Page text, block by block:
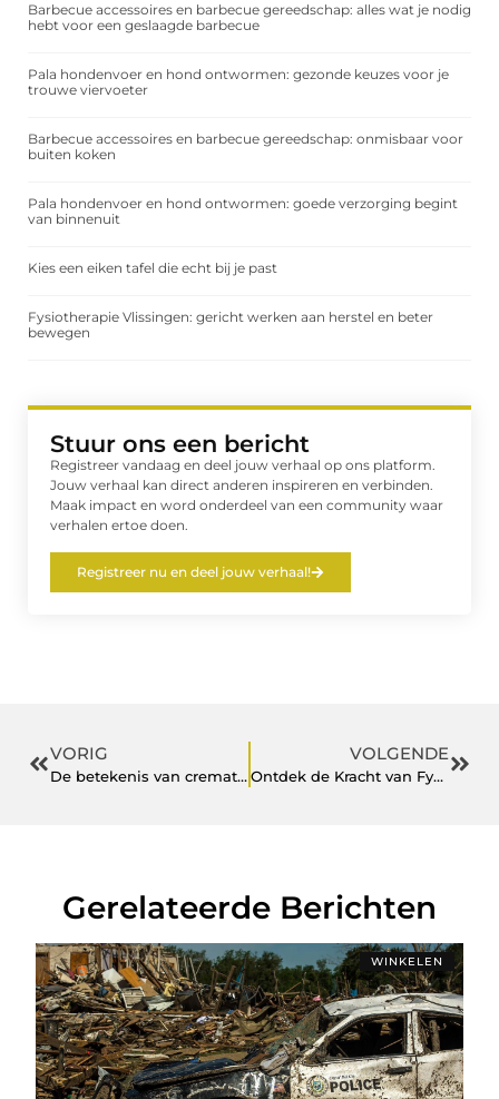
Barbecue accessoires en barbecue gereedschap: alles wat je nodig
hebt voor een geslaagde barbecue
Pala hondenvoer en hond ontwormen: gezonde keuzes voor je
trouwe viervoeter
Barbecue accessoires en barbecue gereedschap: onmisbaar voor
buiten koken
Pala hondenvoer en hond ontwormen: goede verzorging begint
van binnenuit
Kies een eiken tafel die echt bij je past
Fysiotherapie Vlissingen: gericht werken aan herstel en beter
bewegen
Stuur ons een bericht
Registreer vandaag en deel jouw verhaal op ons platform.
Jouw verhaal kan direct anderen inspireren en verbinden.
Maak impact en word onderdeel van een community waar
verhalen ertoe doen.
Registreer nu en deel jouw verhaal!
VORIG
De betekenis van crematorium in Rijssen voor de gemeenschap en het milieu
VOLGENDE
Ontdek de Kracht van Fysiotherapie in Alkmaar
Gerelateerde Berichten
WINKELEN